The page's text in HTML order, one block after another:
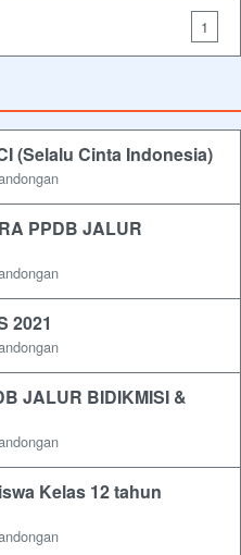
1
(Selalu Cinta Indonesia)
PPDB JALUR
2021
JALUR BIDIKMISI &
Kelas 12 tahun